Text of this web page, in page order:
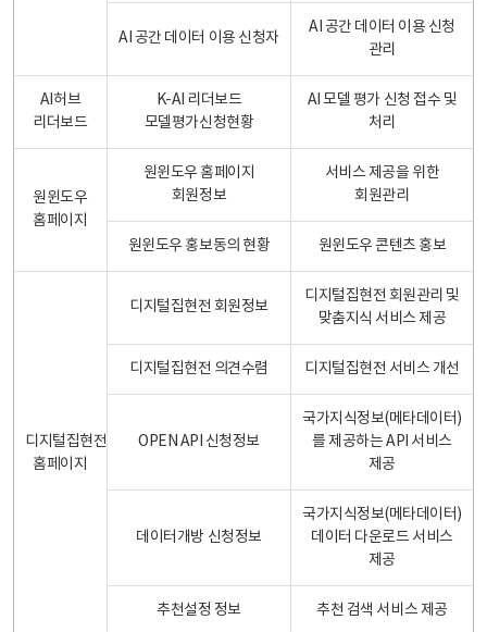
AI 공간 데이터 이용 신청자
AI 공간 데이터 이용 신청
관리
AI허브
리더보드
K-AI 리더보드
모델평가신청현황
AI 모델 평가 신청 접수 및
처리
원윈도우
홈페이지
원윈도우 홈페이지
회원정보
서비스 제공을 위한
회원관리
원윈도우 홍보동의 현황 원윈도우 콘텐츠 홍보
디지털집현전
홈페이지
디지털집현전 회원정보
디지털집현전 회원관리 및
맞춤지식 서비스 제공
디지털집현전 의견수렴 디지털집현전 서비스 개선
OPEN API 신청정보
국가지식정보(메타데이터)
를 제공하는 API 서비스
제공
데이터개방 신청정보
국가지식정보(메타데이터)
데이터 다운로드 서비스
제공
추천설정 정보 추천 검색 서비스 제공